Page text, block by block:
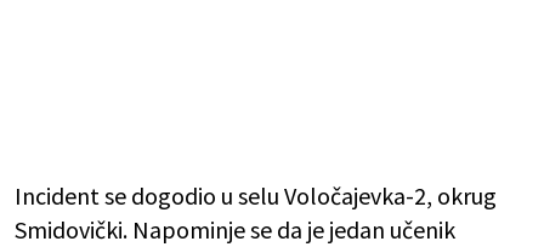
Incident se dogodio u selu Voločajevka-2, okrug
Smidovički. Napominje se da je jedan učenik